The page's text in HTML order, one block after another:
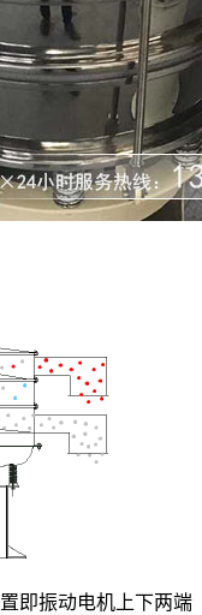
振动电机上下两端